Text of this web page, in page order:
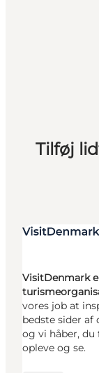
Tilføj
VisitDenmark
vores job at
bedste sider af
og vi håber,
opleve og se.